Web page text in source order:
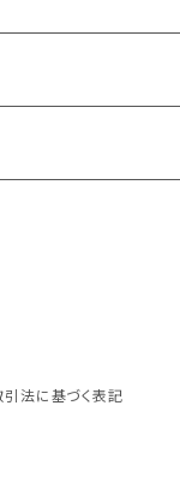
法に基づく表記